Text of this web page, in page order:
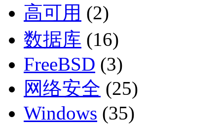
高可用 (2)
数据库 (16)
FreeBSD (3)
网络安全 (25)
Windows (35)